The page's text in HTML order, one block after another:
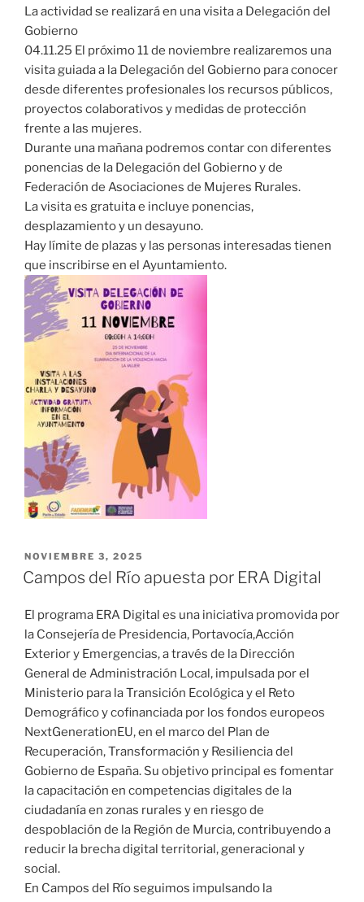
La actividad se realizará en una visita a Delegación del
Gobierno
04.11.25 El próximo 11 de noviembre realizaremos una
visita guiada a la Delegación del Gobierno para conocer
desde diferentes profesionales los recursos públicos,
proyectos colaborativos y medidas de protección
frente a las mujeres.
Durante una mañana podremos contar con diferentes
ponencias de la Delegación del Gobierno y de
Federación de Asociaciones de Mujeres Rurales.
La visita es gratuita e incluye ponencias,
desplazamiento y un desayuno.
Hay límite de plazas y las personas interesadas tienen
que inscribirse en el Ayuntamiento.
NOVIEMBRE 3, 2025
Campos del Río apuesta por ERA Digital
El programa ERA Digital es una iniciativa promovida por
la Consejería de Presidencia, Portavocía,Acción
Exterior y Emergencias, a través de la Dirección
General de Administración Local, impulsada por el
Ministerio para la Transición Ecológica y el Reto
Demográfico y cofinanciada por los fondos europeos
NextGenerationEU, en el marco del Plan de
Recuperación, Transformación y Resiliencia del
Gobierno de España. Su objetivo principal es fomentar
la capacitación en competencias digitales de la
ciudadanía en zonas rurales y en riesgo de
despoblación de la Región de Murcia, contribuyendo a
reducir la brecha digital territorial, generacional y
social.
En Campos del Río seguimos impulsando la